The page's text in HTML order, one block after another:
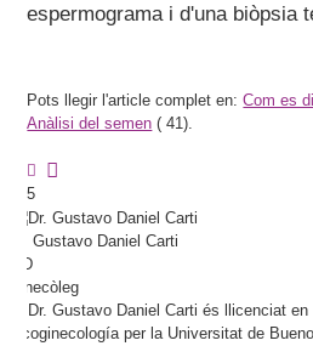
espermograma i d'una biòpsia
Pots llegir l'article complet en:Com es
Anàlisi del semen ( 41).
5
Gustavo Daniel Carti
MD
Ginecòleg
El Dr. Gustavo Daniel Carti és llicenciat
tocoginecología per la Universitat de